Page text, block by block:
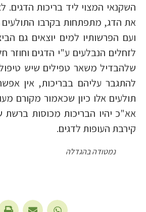
השקנאי המצוי ליד בריכות הדגים.
את הדג, מתפתחות בקרבו התולעים
ועם הפרשותיו למים יוצאים גם
לזחלים הנבלעים ע"י הדגים וחוזר
שלהבדיל משאר טפילים שיש
להתגבר עליהם בבריכות, אין
תולעים אלו כיון שכאמור מקורם
אא"כ יהיו הבריכות מכוסות
קירבת העופות לדגים.
נמטודה בהגדלה